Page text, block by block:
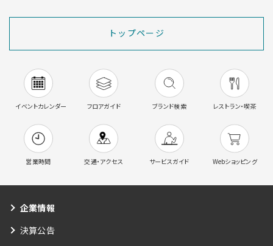
トップページ
イベントカレンダー フロアガイド ブランド検索 レストラン・喫茶
営業時間 交通・アクセス サービスガイド Webショッピング
企業情報
決算公告